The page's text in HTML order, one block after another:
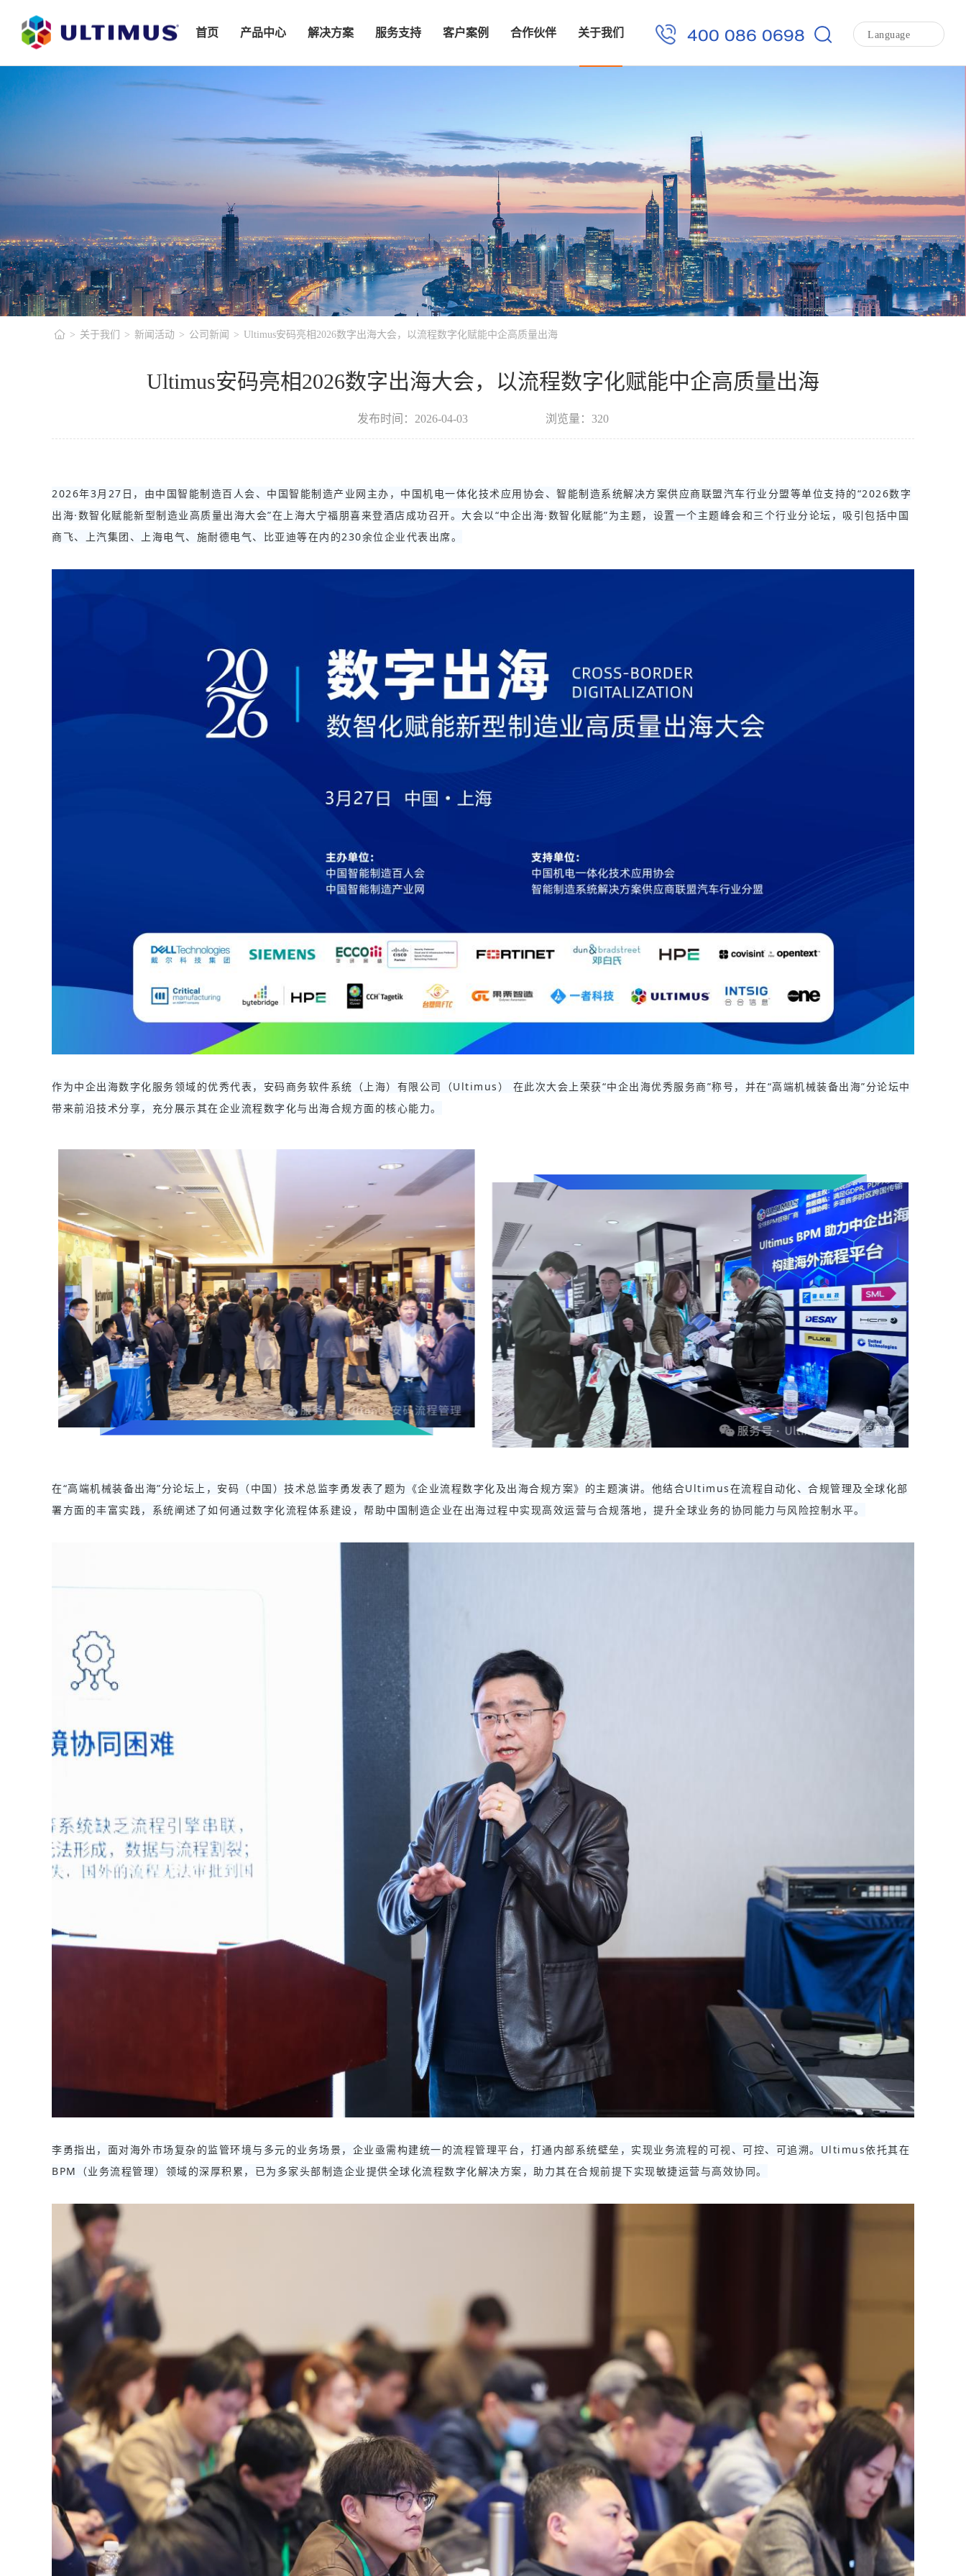
400 086 0698 Language
首页 产品中心 解决方案 服务支持 客户案例 合作伙伴 关于我们
> 关于我们 > 新闻活动 > 公司新闻 > Ultimus安码亮相2026数字出海大会，以流程数字化赋能中企高质量出海
Ultimus安码亮相2026数字出海大会，以流程数字化赋能中企高质量出海
发布时间：2026-04-03 浏览量：320
2026年3月27日，由中国智能制造百人会、中国智能制造产业网主办，中国机电一体化技术应用协会、智能制造系统解决方案供应商联盟汽车行业分盟等单位支持的“2026数字
出海·数智化赋能新型制造业高质量出海大会”在上海大宁福朋喜来登酒店成功召开。大会以“中企出海·数智化赋能”为主题，设置一个主题峰会和三个行业分论坛，吸引包括中国
商飞、上汽集团、上海电气、施耐德电气、比亚迪等在内的230余位企业代表出席。
作为中企出海数字化服务领域的优秀代表，安码商务软件系统（上海）有限公司（Ultimus） 在此次大会上荣获“中企出海优秀服务商”称号，并在“高端机械装备出海”分论坛中
带来前沿技术分享，充分展示其在企业流程数字化与出海合规方面的核心能力。
在“高端机械装备出海”分论坛上，安码（中国）技术总监李勇发表了题为《企业流程数字化及出海合规方案》的主题演讲。他结合Ultimus在流程自动化、合规管理及全球化部
署方面的丰富实践，系统阐述了如何通过数字化流程体系建设，帮助中国制造企业在出海过程中实现高效运营与合规落地，提升全球业务的协同能力与风险控制水平。
李勇指出，面对海外市场复杂的监管环境与多元的业务场景，企业亟需构建统一的流程管理平台，打通内部系统壁垒，实现业务流程的可视、可控、可追溯。Ultimus依托其在
BPM（业务流程管理）领域的深厚积累，已为多家头部制造企业提供全球化流程数字化解决方案，助力其在合规前提下实现敏捷运营与高效协同。